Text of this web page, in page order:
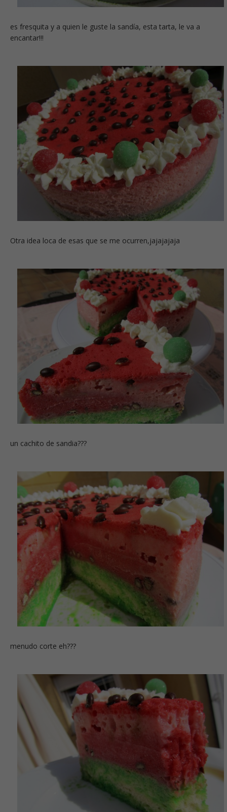
es fresquita y a quien le guste la sandía, esta tarta, le va a
encantar!!!
Otra idea loca de esas que se me ocurren,jajajajaja
un cachito de sandia???
menudo corte eh???